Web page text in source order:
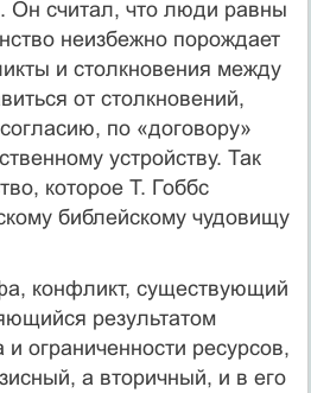
Он считал, что люди равны
неизбежно порождает
и столкновения между
от столкновений,
по «договору»
устройству. Так
которое Т. Гоббс
биб­лейскому чудовищу
конфликт, существующий
результатом
и ограниченности ресурсов,
а вторичный, и в его